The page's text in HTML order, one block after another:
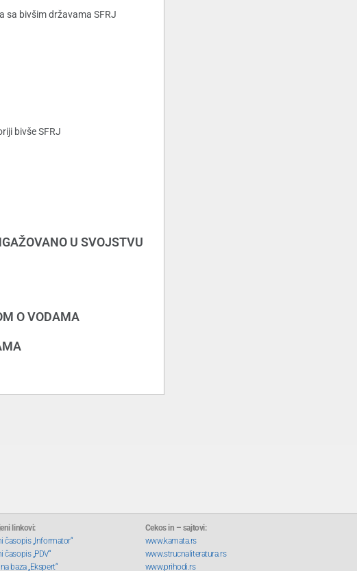
sa bivšim državama SFRJ
bivše SFRJ
U SVOJSTVU
O VODAMA
linkovi:
časopis „Informator“
časopis „PDV“
baza „Ekspert“
Cekos in – sajtovi:
www.kamata.rs
www.strucnaliteratura.rs
www.prihodi.rs